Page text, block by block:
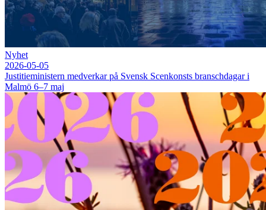
Nyhet
2026-05-05
Justitieministern medverkar på Svensk Scenkonsts branschdagar i
Malmö 6–7 maj